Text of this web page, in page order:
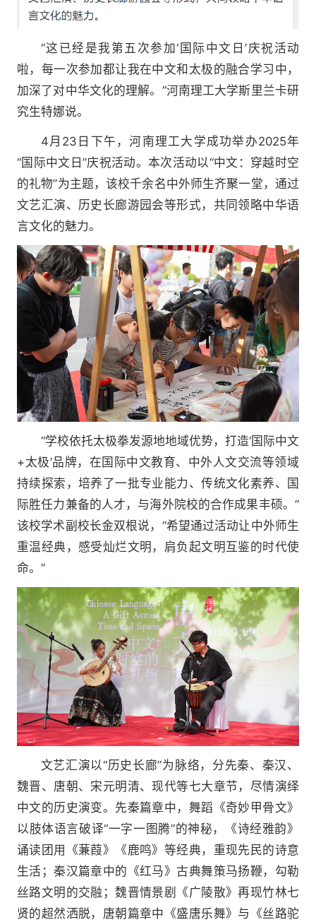
“这已经是我第五次参加‘国际中文日’庆祝活动
啦，每一次参加都让我在中文和太极的融合学习中，
加深了对中华文化的理解。”河南理工大学斯里兰卡研
究生特娜说。
4月23日下午，河南理工大学成功举办2025年
“国际中文日”庆祝活动。本次活动以“中文：穿越时空
的礼物”为主题，该校千余名中外师生齐聚一堂，通过
文艺汇演、历史长廊游园会等形式，共同领略中华语
言文化的魅力。
“学校依托太极拳发源地地域优势，打造‘国际中文
+太极’品牌，在国际中文教育、中外人文交流等领域
持续探索，培养了一批专业能力、传统文化素养、国
际胜任力兼备的人才，与海外院校的合作成果丰硕。”
该校学术副校长金双根说，“希望通过活动让中外师生
重温经典，感受灿烂文明，肩负起文明互鉴的时代使
命。”
文艺汇演以“历史长廊”为脉络，分先秦、秦汉、
魏晋、唐朝、宋元明清、现代等七大章节，尽情演绎
中文的历史演变。先秦篇章中，舞蹈《奇妙甲骨文》
以肢体语言破译“一字一图腾”的神秘，《诗经雅韵》
诵读团用《蒹葭》《鹿鸣》等经典，重现先民的诗意
生活；秦汉篇章中的《红马》古典舞策马扬鞭，勾勒
丝路文明的交融；魏晋情景剧《广陵散》再现竹林七
贤的超然洒脱，唐朝篇章中《盛唐乐舞》与《丝路驼